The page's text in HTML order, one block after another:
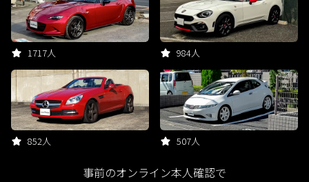
1717人 984人
852人 507人
事前のオンライン本人確認で